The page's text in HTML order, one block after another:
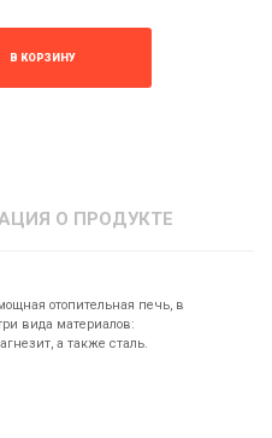
В КОРЗИНУ
О ПРОДУКТЕ
отопительная печь, в
вида материалов:
а также сталь.